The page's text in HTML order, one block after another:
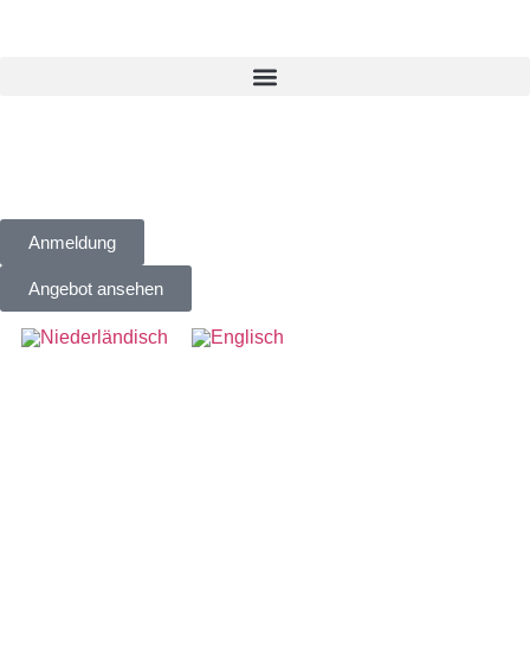
Anmeldung
Angebot ansehen